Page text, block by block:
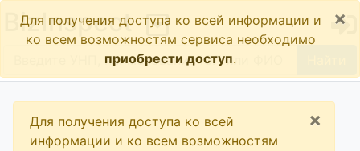
BizInspect
Для получения доступа ко всей информации и
ко всем возможностям сервиса необходимо
приобрести доступ.
×
Для получения доступа ко всей
информации и ко всем возможностям
×